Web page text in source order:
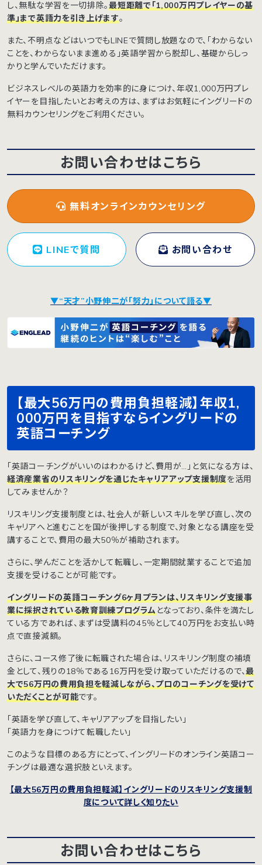
し、無駄な学習を一切排除。最短距離で「1,000万円プレイヤーの基
準」まで英語力を引き上げます。
また、不明点などはいつでもLINEで質問し放題なので、「わからない
ことを、わからないまま進める」英語学習から脱却し、基礎からしっ
かりと学んでいただけます。
ビジネスレベルの英語力を効率的に身につけ、年収1,000万円プレ
イヤーを目指したいとお考えの方は、まずはお気軽にイングリードの
無料カウンセリングをご利用ください。
お問い合わせはこちら
無料オンラインカウンセリング
LINEで質問 お問い合わせ
▼“天才”小野伸二が「努力」について語る▼
【最大56万円の費用負担軽減】年収1,
000万円を目指すならイングリードの
英語コーチング
「英語コーチングがいいのはわかるけど、費用が…」と気になる方は、
経済産業省のリスキリングを通じたキャリアアップ支援制度を活用
してみませんか？
リスキリング支援制度とは、社会人が新しいスキルを学び直し、次の
キャリアへと進むことを国が後押しする制度で、対象となる講座を受
講することで、費用の最大50％が補助されます。
さらに、学んだことを活かして転職し、一定期間就業することで追加
支援を受けることが可能です。
イングリードの英語コーチング6ヶ月プランは、リスキリング支援事
業に採択されている教育訓練プログラムとなっており、条件を満たし
ている方であれば、まずは受講料の45％として40万円をお支払い時
点で直接減額。
さらに、コース修了後に転職された場合は、リスキリング制度の補填
金として、残りの18％である16万円を受け取っていただけるので、最
大で56万円の費用負担を軽減しながら、プロのコーチングを受けて
いただくことが可能です。
「英語を学び直して、キャリアアップを目指したい」
「英語力を身につけて転職したい」
このような目標のある方にとって、イングリードのオンライン英語コー
チングは最適な選択肢といえます。
【最大56万円の費用負担軽減】イングリードのリスキリング支援制
度について詳しく知りたい
お問い合わせはこちら